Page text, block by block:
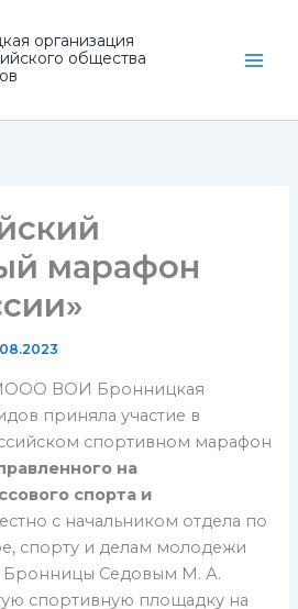
организация
общества
марафон
ВОИ Бронницкая
приняла участие в
спортивном марафон
на
спорта и
с начальником отдела по
спорту и делам молодежи
Бронницы Седовым М. А.
спортивную площадку на